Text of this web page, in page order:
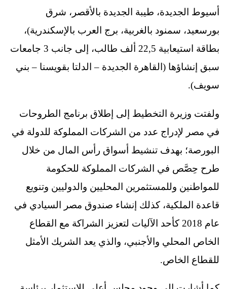
أسيوط الجديدة، طيبة الجديدة بالأقصر، شرق
بورسعيد، سمنود بالغربية، برج العرب بالإسكندرية)،
بطاقة استيعابية 22,5 ألف طالب، إلى جانب 3 جامعات
سبق إنشاؤها (القاهرة الجديدة – الدلتا بقويسنا – بني
سويف).
ولفتت وزيرة التخطيط إلى إطلاق برنامج الطروحات
في مصر لإدراج عدد من الشركات المملوكة للدولة في
البورصة؛ بهدف تنشيط أسواق رأس المال من خلال
طرح حِصَّص في الشركات المملوكة للحكومة
للمواطنين وللمستثمرين المحليين والدوليين وتنويع
قاعدة الملكية، كذلك إنشاء صندوق مصر السيادي في
عام 2018 كأحد الآليات لتعزيز الشراكة مع القطاع
الخاص المحلي والأجنبي، والذي يعد الشريك الأمثل
للقطاع الخاص.